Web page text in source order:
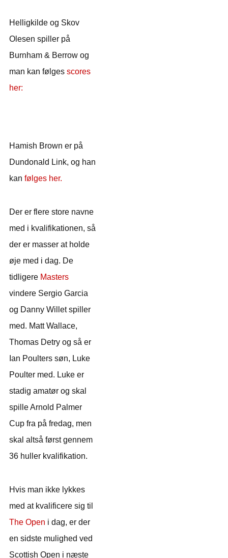
Helligkilde og Skov
Olesen spiller på
Burnham & Berrow og
man kan følges scores
her:
Hamish Brown er på
Dundonald Link, og han
kan følges her.
Der er flere store navne
med i kvalifikationen, så
der er masser at holde
øje med i dag. De
tidligere Masters
vindere Sergio Garcia
og Danny Willet spiller
med. Matt Wallace,
Thomas Detry og så er
Ian Poulters søn, Luke
Poulter med. Luke er
stadig amatør og skal
spille Arnold Palmer
Cup fra på fredag, men
skal altså først gennem
36 huller kvalifikation.
Hvis man ikke lykkes
med at kvalificere sig til
The Open i dag, er der
en sidste mulighed ved
Scottish Open i næste